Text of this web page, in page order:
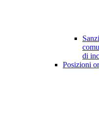
di
Posizioni